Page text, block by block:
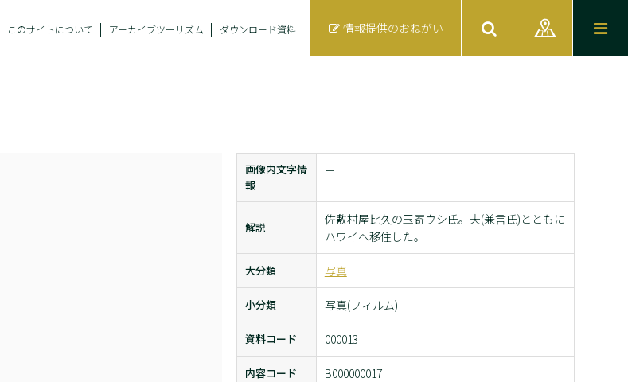
このサイトについて アーカイブツーリズム ダウンロード資料 情報提供のおねがい
画像内文字情
報
ー
解説
佐敷村屋比久の玉寄ウシ氏。夫(兼言氏)とともに
ハワイへ移住した。
大分類 写真
小分類 写真(フィルム)
資料コード 000013
内容コード B000000017